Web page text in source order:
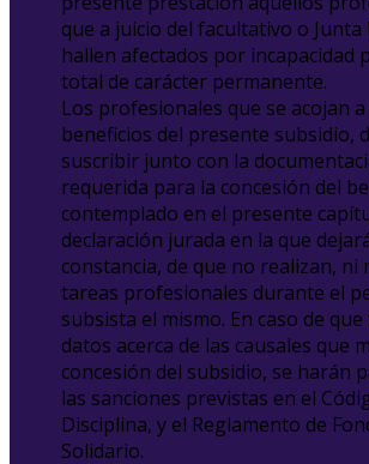
que a juicio del facultativo o Junta
hallen afectados por incapacidad
total de carácter permanente.
Los profesionales que se acojan
beneficios del presente subsidio,
suscribir junto con la
requerida para la concesión del
contemplado en el presente
declaración jurada en la que
constancia, de que no realizan, ni
tareas profesionales durante el
subsista el mismo. En caso de
datos acerca de las causales que
concesión del subsidio, se harán
las sanciones previstas en el
Disciplina, y el Reglamento de
Solidario.